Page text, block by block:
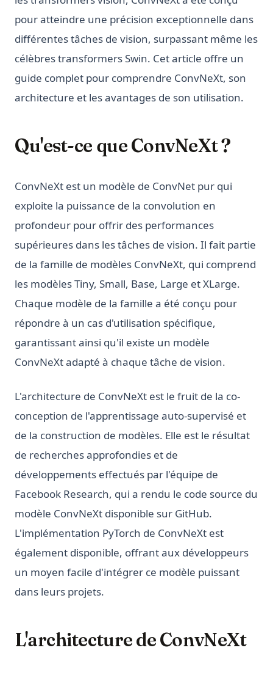
pour atteindre une précision exceptionnelle dans
différentes tâches de vision, surpassant même les
célèbres transformers Swin. Cet article offre un
guide complet pour comprendre ConvNeXt, son
architecture et les avantages de son utilisation.
Qu'est-ce que ConvNeXt ?
ConvNeXt est un modèle de ConvNet pur qui
exploite la puissance de la convolution en
profondeur pour offrir des performances
supérieures dans les tâches de vision. Il fait partie
de la famille de modèles ConvNeXt, qui comprend
les modèles Tiny, Small, Base, Large et XLarge.
Chaque modèle de la famille a été conçu pour
répondre à un cas d'utilisation spécifique,
garantissant ainsi qu'il existe un modèle
ConvNeXt adapté à chaque tâche de vision.
L'architecture de ConvNeXt est le fruit de la co-
conception de l'apprentissage auto-supervisé et
de la construction de modèles. Elle est le résultat
de recherches approfondies et de
développements effectués par l'équipe de
Facebook Research, qui a rendu le code source du
modèle ConvNeXt disponible sur GitHub.
L'implémentation PyTorch de ConvNeXt est
également disponible, offrant aux développeurs
un moyen facile d'intégrer ce modèle puissant
dans leurs projets.
L'architecture de ConvNeXt